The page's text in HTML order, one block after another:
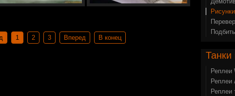
1 2 3 Вперед В конец
Танки
Реплеи
Реплеи
Реплеи